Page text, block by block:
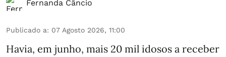
Fernanda Câncio
Publicado a: 07 Agosto 2026, 11:00
Havia, em junho, mais 20 mil idosos a receber